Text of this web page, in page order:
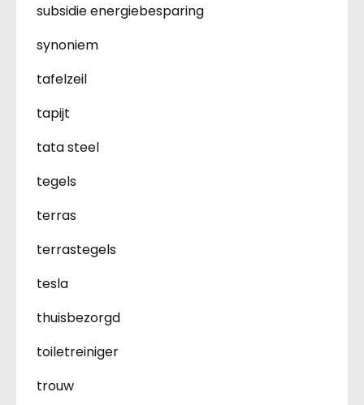
subsidie energiebesparing
synoniem
tafelzeil
tapijt
tata steel
tegels
terras
terrastegels
tesla
thuisbezorgd
toiletreiniger
trouw